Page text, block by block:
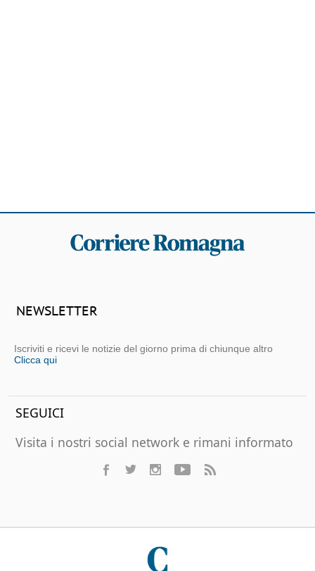
NEWSLETTER
Iscriviti e ricevi le notizie del giorno prima di chiunque altro
Clicca qui
SEGUICI
Visita i nostri social network e rimani informato